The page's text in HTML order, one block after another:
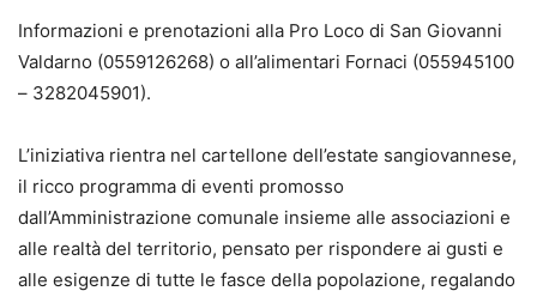
Informazioni e prenotazioni alla Pro Loco di San Giovanni
Valdarno (0559126268) o all’alimentari Fornaci (055945100
– 3282045901).
L’iniziativa rientra nel cartellone dell’estate sangiovannese,
il ricco programma di eventi promosso
dall’Amministrazione comunale insieme alle associazioni e
alle realtà del territorio, pensato per rispondere ai gusti e
alle esigenze di tutte le fasce della popolazione, regalando